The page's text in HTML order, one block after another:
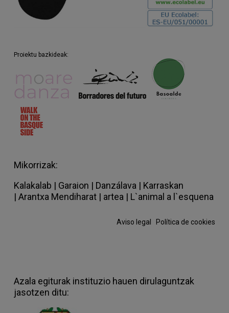
Proiektu bazkideak:
Mikorrizak:
Kalakalab | Garaion | Danzálava | Karraskan
| Arantxa Mendiharat | artea | L`animal a l`esquena
Aviso legal Política de cookies
Azala egiturak instituzio hauen dirulaguntzak
jasotzen ditu: